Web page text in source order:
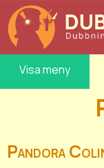
Visa meny
Pandora